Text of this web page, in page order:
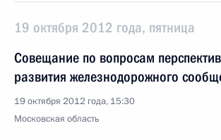
19 октября 2012 года, пятница
Совещание по вопросам
развития железнодорожного
19 октября 2012 года, 15:30
Московская область